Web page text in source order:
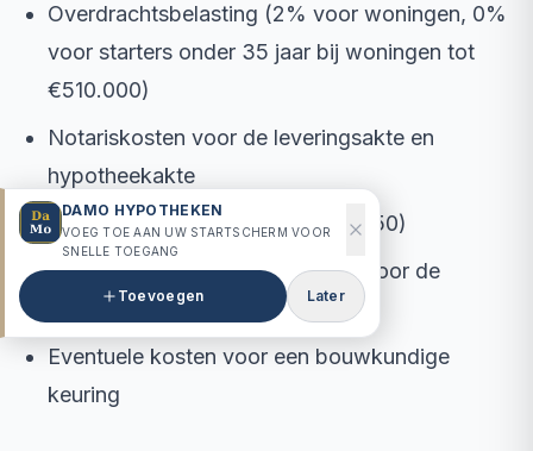
DAMO HYPOTHEKEN
VOEG TOE AAN UW STARTSCHERM VOOR
SNELLE TOEGANG
Toevoegen Later
Overdrachtsbelasting (2% voor woningen, 0%
voor starters onder 35 jaar bij woningen tot
€510.000)
Notariskosten voor de leveringsakte en
hypotheekakte
Taxatiekosten (circa €500 tot €750)
Advies- en bemiddelingskosten voor de
hypotheek
Eventuele kosten voor een bouwkundige
keuring